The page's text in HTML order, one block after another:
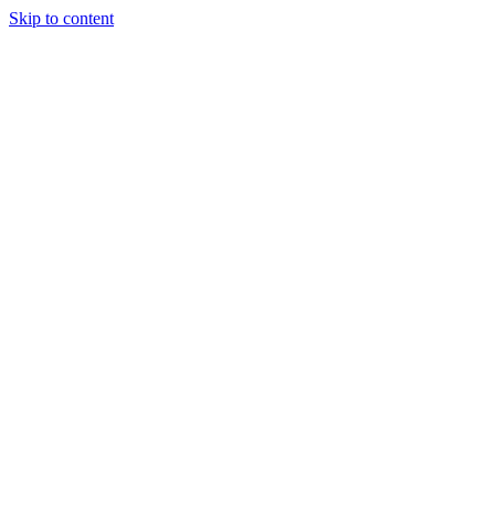
Skip to content